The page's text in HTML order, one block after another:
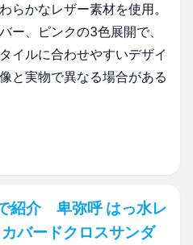
らかなレザー素材を使用。
ー、ピンクの3色展開で、
イルに合わせやすいデザイ
と実物で異なる場合がある
紹介 卑弥呼 はっ水レ
バードクロスサンダ